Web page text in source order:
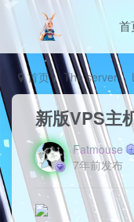
首
首页 The server
新版VPS主
Fatmouse
7年前发布